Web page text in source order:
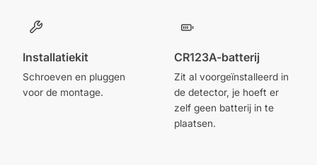
Installatiekit
Schroeven en pluggen
voor de montage.
CR123A-batterij
Zit al voorgeïnstalleerd in
de detector, je hoeft er
zelf geen batterij in te
plaatsen.